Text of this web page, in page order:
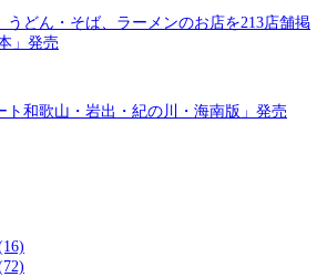
うどん・そば、ラーメンのお店を213店舗掲
」発売
ト和歌山・岩出・紀の川・海南版」発売